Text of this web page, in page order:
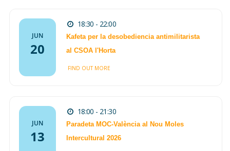
Twitter
Antimilitaristes MOC València
Retuiteado
Chain
A visual project from
JUN
20
18:30 - 22:00
Kafeta per la desobediencia antimilitarista
al CSOA l'Horta
FIND OUT MORE
JUN
13
18:00 - 21:30
Paradeta MOC-València al Nou Moles
Intercultural 2026